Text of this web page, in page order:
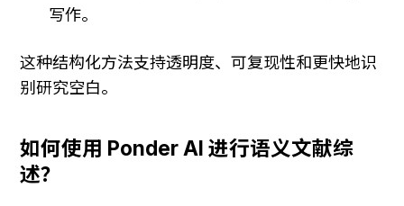
写作。
这种结构化方法支持透明度、可复现性和更快地识
别研究空白。
如何使用 Ponder AI 进行语义文献综
述？